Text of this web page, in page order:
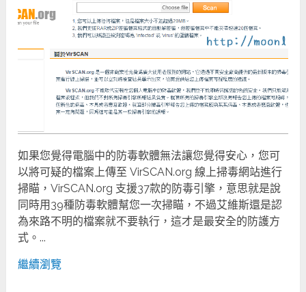
如果您覺得電腦中的防毒軟體無法讓您覺得安心，您可
以將可疑的檔案上傳至 VirSCAN.org 線上掃毒網站進行
掃瞄，VirSCAN.org 支援37款的防毒引擎，意思就是說
同時用39種防毒軟體幫您一次掃瞄，不過艾維斯還是認
為來路不明的檔案就不要執行，這才是最安全的防護方
式。...
繼續瀏覽